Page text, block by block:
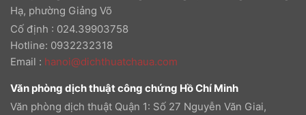
Hạ, phường Giảng Võ
Cố định : 024.39903758
Hotline: 0932232318
Email : hanoi@dichthuatchaua.com
Văn phòng dịch thuật công chứng Hồ Chí Minh
Văn phòng dịch thuật Quận 1: Số 27 Nguyễn Văn Giai,